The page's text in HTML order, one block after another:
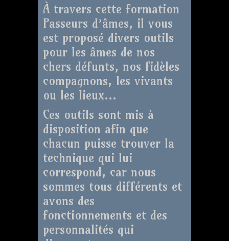
À travers cette formation
Passeurs d’âmes, il vous
est proposé divers outils
pour les âmes de nos
chers défunts, nos fidèles
compagnons, les vivants
ou les lieux…
Ces outils sont mis à
disposition afin que
chacun puisse trouver la
technique qui lui
correspond, car nous
sommes tous différents et
avons des
fonctionnements et des
personnalités qui